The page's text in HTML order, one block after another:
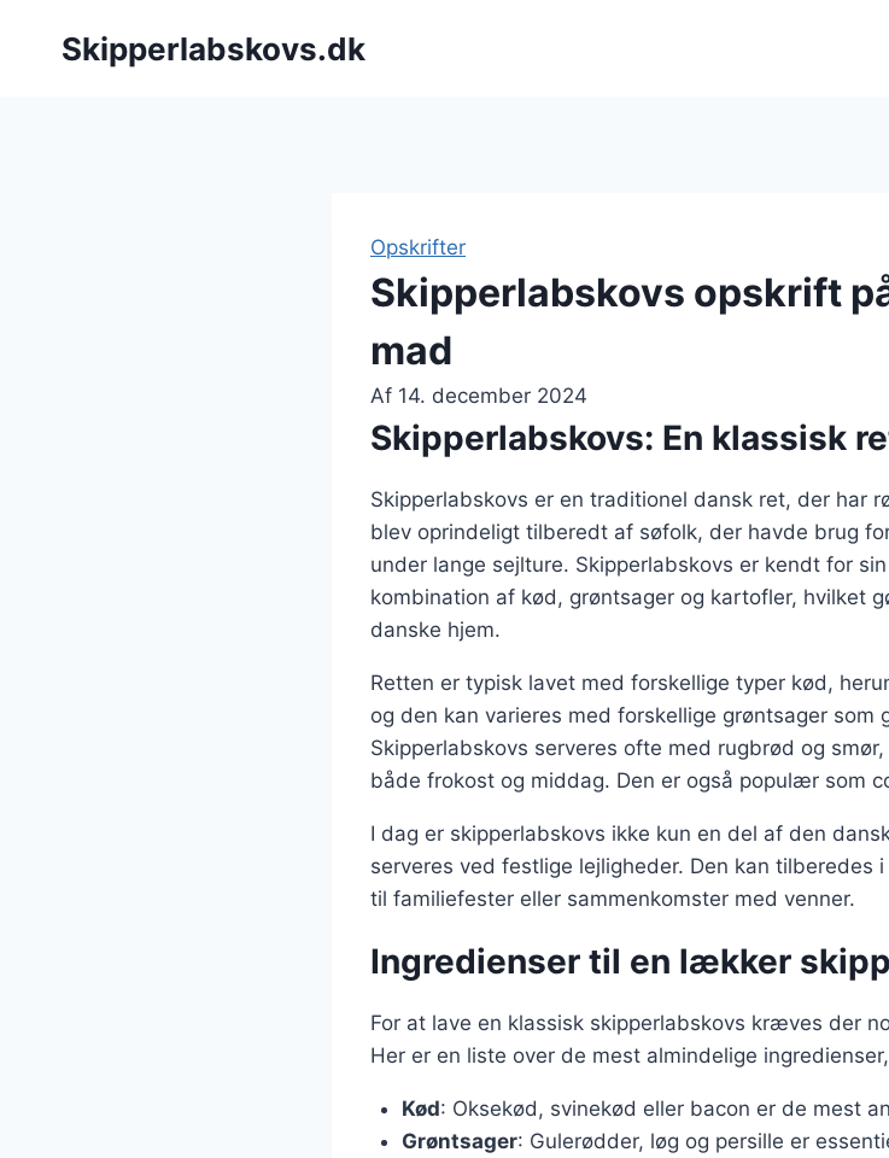
Skipperlabskovs.dk
Opskrifter
Skipperlabskovs opskrift
mad
Af 14. december 2024
Skipperlabskovs: En klassisk
Skipperlabskovs er en traditionel dansk ret, der har
blev oprindeligt tilberedt af søfolk, der havde brug
under lange sejlture. Skipperlabskovs er kendt for
kombination af kød, grøntsager og kartofler, hvilket
danske hjem.
Retten er typisk lavet med forskellige typer kød,
og den kan varieres med forskellige grøntsager som
Skipperlabskovs serveres ofte med rugbrød og
både frokost og middag. Den er også populær som
I dag er skipperlabskovs ikke kun en del af den
serveres ved festlige lejligheder. Den kan tilberedes
til familiefester eller sammenkomster med venner.
Ingredienser til en lækker
For at lave en klassisk skipperlabskovs kræves der
Her er en liste over de mest almindelige
Kød: Oksekød, svinekød eller bacon er de mest
Grøntsager: Gulerødder, løg og persille er